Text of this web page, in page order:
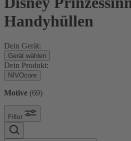
Handyhüllen
Dein Gerät:
Gerät wählen
Dein Produkt:
NIVOcore
Motive (69)
Filter